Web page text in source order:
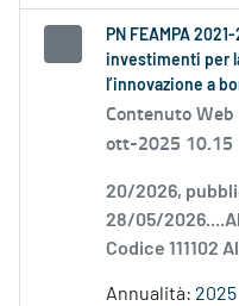
PN FEAMPA
investimenti per
l’innovazione a
Contenuto
ott-2025 10.15
20/2026,
28/05/
Codice 111102
Annualità: 2025